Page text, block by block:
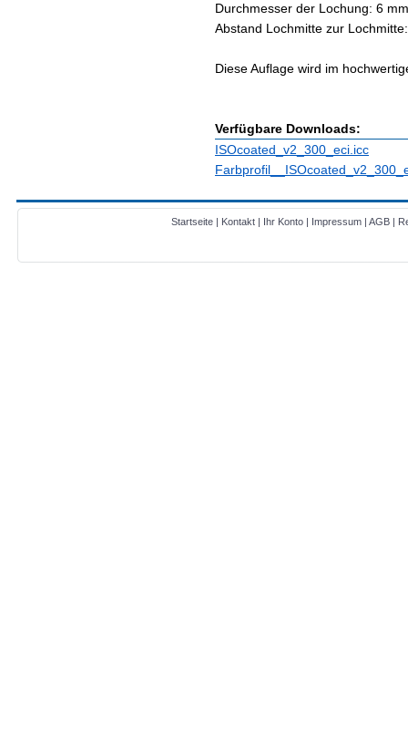
Durchmesser der Lochung: 6 mm
Abstand Lochmitte zur
Diese Auflage wird im
Verfügbare Downloads:
ISOcoated_v2_300_eci.icc
Startseite| Kontakt| Ihr Konto| Impressum| AGB|